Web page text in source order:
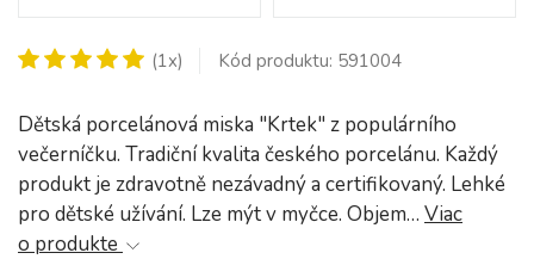
(1x) Kód produktu: 591004
Dětská porcelánová miska "Krtek" z populárního
večerníčku. Tradiční kvalita českého porcelánu. Každý
produkt je zdravotně nezávadný a certifikovaný. Lehké
pro dětské užívání. Lze mýt v myčce. Objem… Viac
o produkte